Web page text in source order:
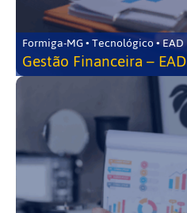
Formiga-MG • Tecnológico • EAD
Gestão Financeira – EAD